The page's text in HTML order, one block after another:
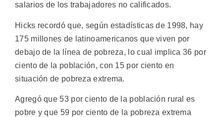
salarios de los trabajadores no calificados.
Hicks recordó que, según estadísticas de 1998, hay
175 millones de latinoamericanos que viven por
debajo de la línea de pobreza, lo cual implica 36 por
ciento de la población, con 15 por ciento en
situación de pobreza extrema.
Agregó que 53 por ciento de la población rural es
pobre y que 59 por ciento de la pobreza extrema